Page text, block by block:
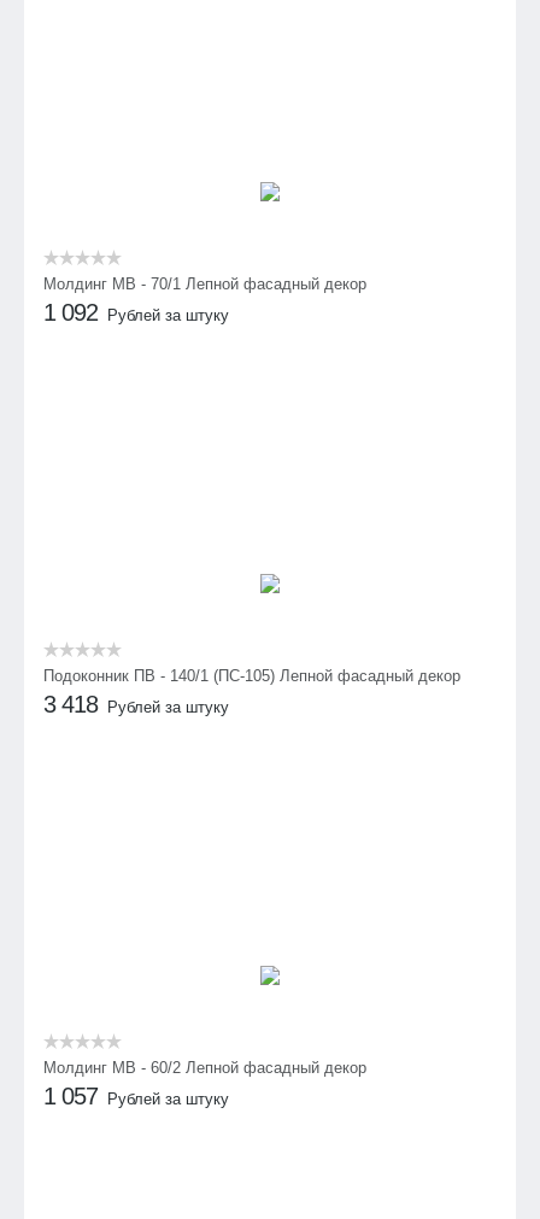
Молдинг МВ - 70/1 Лепной фасадный декор
1 092 Рублей за штуку
Подоконник ПВ - 140/1 (ПС-105) Лепной фасадный декор
3 418 Рублей за штуку
Молдинг МВ - 60/2 Лепной фасадный декор
1 057 Рублей за штуку